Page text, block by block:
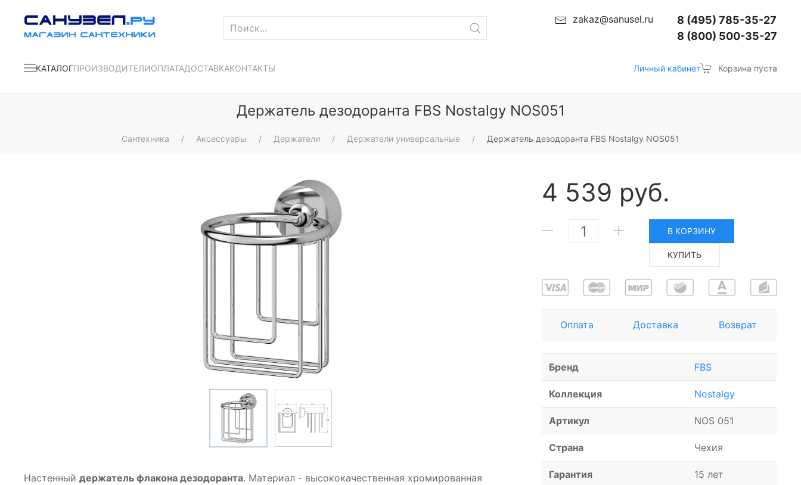
zakaz@sanusel.ru
8 (495) 785-35-27
8 (800) 500-35-27
КАТАЛОГПРОИЗВОДИТЕЛИОПЛАТАДОСТАВКАКОНТАКТЫ Личный кабинет Корзина пуста
Держатель дезодоранта FBS Nostalgy NOS051
Сантехника Аксессуары Держатели Держатели универсальные Держатель дезодоранта FBS Nostalgy NOS051
Настенный держатель флакона дезодоранта. Материал - высококачественная хромированная
4 539 руб.
В КОРЗИНУ
КУПИТЬ
Оплата Доставка Возврат
Бренд FBS
Коллекция Nostalgy
Артикул NOS 051
Страна Чехия
Гарантия 15 лет